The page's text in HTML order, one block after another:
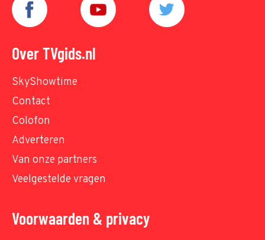
Over TVgids.nl
SkyShowtime
Contact
Colofon
Adverteren
Van onze partners
Veelgestelde vragen
Voorwaarden & privacy